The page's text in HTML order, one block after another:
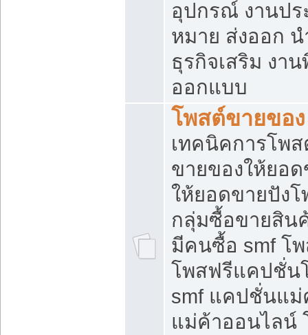
อุปกรณ์ งานป
หมาย ส่งออก น
ธุรกิจเสริม งา
ออกแบบ
โพสต์ขายของ
เทคนิคการโพ
ขายของให้ยอ
ให้ยอดขายปัง
กลุ่มซื้อขายสิน
มีคนซื้อ smf โ
โพสฟรีแคปชั่น
smf แคปชั่นแ
แม่ค้าออนไลน์